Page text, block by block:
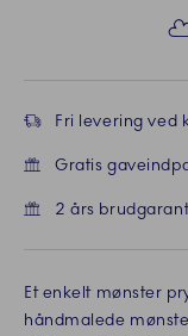
Fri levering ved
Gratis
2 års
Et enkelt mønster
håndmalede